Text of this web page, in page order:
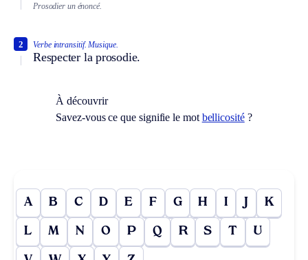
Prosodier un énoncé.
Verbe intransitif. Musique.
Respecter la prosodie.
2
À découvrir
Savez-vous ce que signifie le motbellicosité?
A B C D E F G H I J K
L M N O P Q R S T U